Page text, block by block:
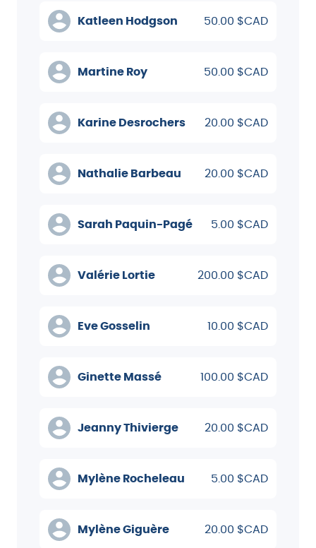
Katleen Hodgson 50.00 $CAD
Martine Roy 50.00 $CAD
Karine Desrochers 20.00 $CAD
Nathalie Barbeau 20.00 $CAD
Sarah Paquin-Pagé 5.00 $CAD
Valérie Lortie 200.00 $CAD
Eve Gosselin 10.00 $CAD
Ginette Massé 100.00 $CAD
Jeanny Thivierge 20.00 $CAD
Mylène Rocheleau 5.00 $CAD
Mylène Giguère 20.00 $CAD